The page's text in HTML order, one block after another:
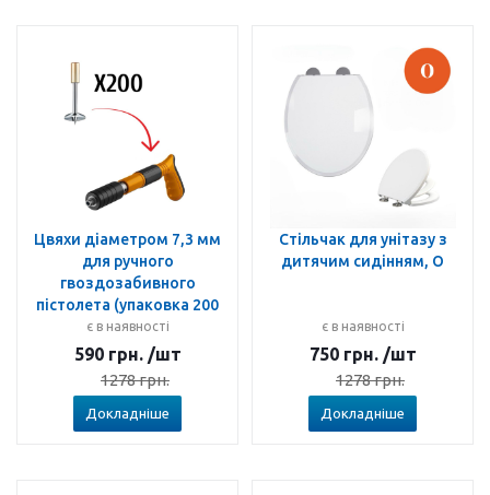
Цвяхи діаметром 7,3 мм
для ручного
гвоздозабивного
пістолета (упаковка 200
шт.)
є в наявності
590 грн. /шт
1278грн.
Докладніше
Стільчак для унітазу з
дитячим сидінням, O
є в наявності
750 грн. /шт
1278грн.
Докладніше